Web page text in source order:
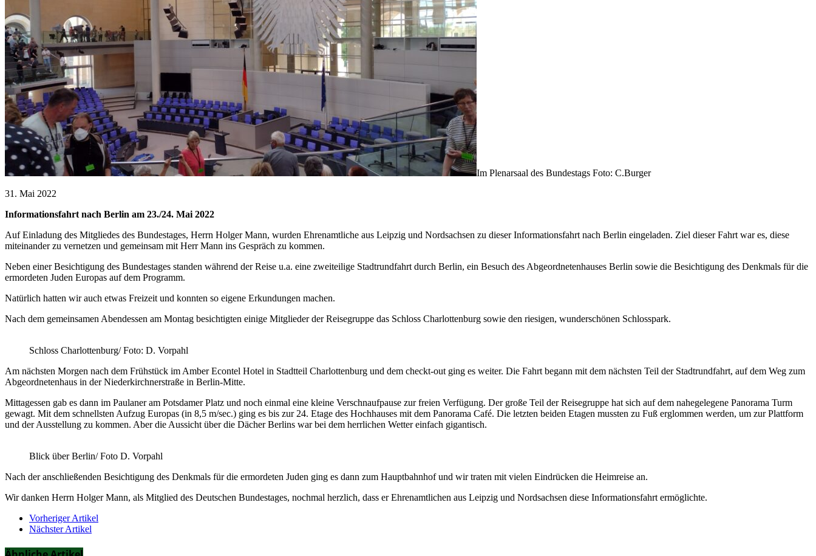
Im Plenarsaal des Bundestags Foto: C.Burger
31. Mai 2022
Informationsfahrt nach Berlin am 23./24. Mai 2022
Auf Einladung des Mitgliedes des Bundestages, Herrn Holger Mann, wurden Ehrenamtliche aus Leipzig und Nordsachsen zu dieser Informationsfahrt nach Berlin eingeladen. Ziel dieser Fahrt war es, diese
miteinander zu vernetzen und gemeinsam mit Herr Mann ins Gespräch zu kommen.
Neben einer Besichtigung des Bundestages standen während der Reise u.a. eine zweiteilige Stadtrundfahrt durch Berlin, ein Besuch des Abgeordnetenhauses Berlin sowie die Besichtigung des Denkmals für die
ermordeten Juden Europas auf dem Programm.
Natürlich hatten wir auch etwas Freizeit und konnten so eigene Erkundungen machen.
Nach dem gemeinsamen Abendessen am Montag besichtigten einige Mitglieder der Reisegruppe das Schloss Charlottenburg sowie den riesigen, wunderschönen Schlosspark.
Schloss Charlottenburg/ Foto: D. Vorpahl
Am nächsten Morgen nach dem Frühstück im Amber Econtel Hotel in Stadtteil Charlottenburg und dem checkt-out ging es weiter. Die Fahrt begann mit dem nächsten Teil der Stadtrundfahrt, auf dem Weg zum
Abgeordnetenhaus in der Niederkirchnerstraße in Berlin-Mitte.
Mittagessen gab es dann im Paulaner am Potsdamer Platz und noch einmal eine kleine Verschnaufpause zur freien Verfügung. Der große Teil der Reisegruppe hat sich auf dem nahegelegene Panorama Turm
gewagt. Mit dem schnellsten Aufzug Europas (in 8,5 m/sec.) ging es bis zur 24. Etage des Hochhauses mit dem Panorama Café. Die letzten beiden Etagen mussten zu Fuß erglommen werden, um zur Plattform
und der Ausstellung zu kommen. Aber die Aussicht über die Dächer Berlins war bei dem herrlichen Wetter einfach gigantisch.
Blick über Berlin/ Foto D. Vorpahl
Nach der anschließenden Besichtigung des Denkmals für die ermordeten Juden ging es dann zum Hauptbahnhof und wir traten mit vielen Eindrücken die Heimreise an.
Wir danken Herrn Holger Mann, als Mitglied des Deutschen Bundestages, nochmal herzlich, dass er Ehrenamtlichen aus Leipzig und Nordsachsen diese Informationsfahrt ermöglichte.
Vorheriger Artikel
Nächster Artikel